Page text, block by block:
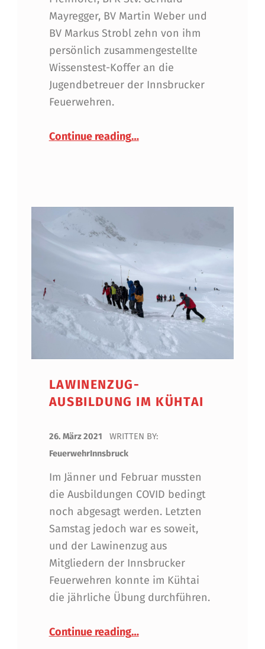
Mayregger, BV Martin Weber und
BV Markus Strobl zehn von ihm
persönlich zusammengestellte
Wissenstest-Koffer an die
Jugendbetreuer der Innsbrucker
Feuerwehren.
Continue reading…
LAWINENZUG-
AUSBILDUNG IM KÜHTAI
26. März 2021
WRITTEN BY:
FeuerwehrInnsbruck
Im Jänner und Februar mussten
die Ausbildungen COVID bedingt
noch abgesagt werden. Letzten
Samstag jedoch war es soweit,
und der Lawinenzug aus
Mitgliedern der Innsbrucker
Feuerwehren konnte im Kühtai
die jährliche Übung durchführen.
Continue reading…